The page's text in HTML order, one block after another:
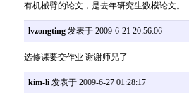
有机械臂的论文，是去年研究生数模论文。
lvzongting发表于 2009-6-21 20:56:06
选修课要交作业 谢谢师兄了
kim-li发表于 2009-6-27 01:28:17